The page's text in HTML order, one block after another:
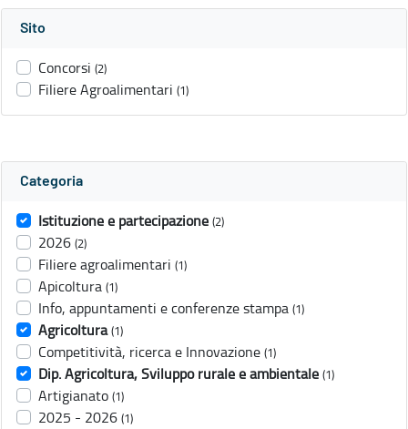
Sito
Concorsi (2)
Filiere Agroalimentari (1)
Categoria
Istituzione e partecipazione (2)
2026 (2)
Filiere agroalimentari (1)
Apicoltura (1)
Info, appuntamenti e conferenze stampa (1)
Agricoltura (1)
Competitività, ricerca e Innovazione (1)
Dip. Agricoltura, Sviluppo rurale e ambientale (1)
Artigianato (1)
2025 - 2026 (1)